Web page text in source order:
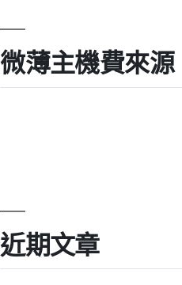
微薄主機費來源
近期文章